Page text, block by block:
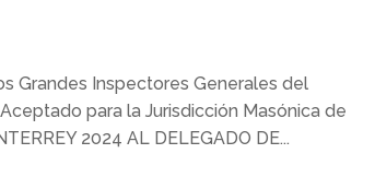
Grandes Inspectores Generales del
para la Jurisdicción Masónica de
2024 AL DELEGADO DE...